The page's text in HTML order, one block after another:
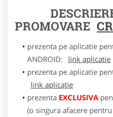
PROMOVARE
prezenta pe aplicatie
ANDROID:
link aplicatie
prezenta pe aplicatie
link aplicatie
prezenta EXCLUSIVA
(o singura afacere